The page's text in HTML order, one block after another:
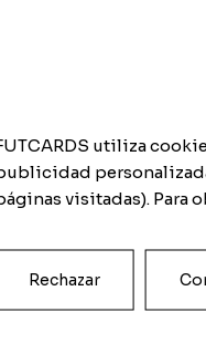
Digital, Metacrilato,
The Special Futcard
(59 cm x 42 cm) +
utiliza
visitadas). Para
Rechazar